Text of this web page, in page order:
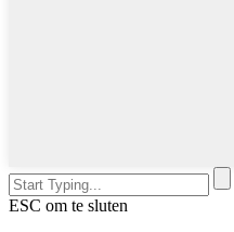
ESC om te sluten